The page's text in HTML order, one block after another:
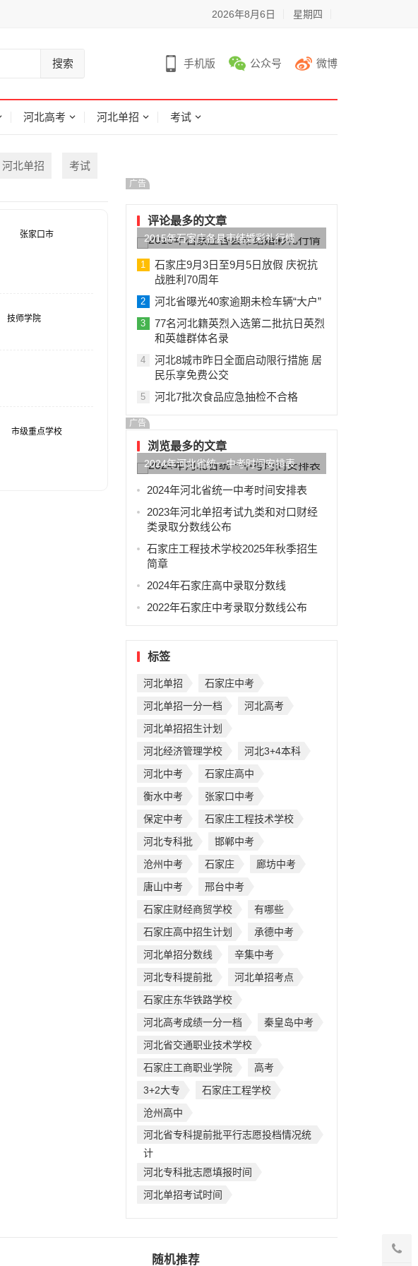
2026年8月6日 星期四
搜索 手机版 公众号 微博
河北高考 河北单招 考试
河北单招 考试
张家口市
技师学院
市级重点学校
广告
评论最多的文章
2015年石家庄各县市结婚彩礼行情
1
石家庄9月3日至9月5日放假 庆祝抗
战胜利70周年
2 河北省曝光40家逾期未检车辆“大户”
3
77名河北籍英烈入选第二批抗日英烈
和英雄群体名录
4
河北8城市昨日全面启动限行措施 居
民乐享免费公交
5 河北7批次食品应急抽检不合格
广告
浏览最多的文章
2024年河北省统一中考时间安排表
2024年河北省统一中考时间安排表
2023年河北单招考试九类和对口财经
类录取分数线公布
石家庄工程技术学校2025年秋季招生
简章
2024年石家庄高中录取分数线
2022年石家庄中考录取分数线公布
标签
河北单招
石家庄中考
河北单招一分一档
河北高考
河北单招招生计划
河北经济管理学校
河北3+4本科
河北中考
石家庄高中
衡水中考
张家口中考
保定中考
石家庄工程技术学校
河北专科批
邯郸中考
沧州中考
石家庄
廊坊中考
唐山中考
邢台中考
石家庄财经商贸学校
有哪些
石家庄高中招生计划
承德中考
河北单招分数线
辛集中考
河北专科提前批
河北单招考点
石家庄东华铁路学校
河北高考成绩一分一档
秦皇岛中考
河北省交通职业技术学校
石家庄工商职业学院
高考
3+2大专
石家庄工程学校
沧州高中
河北省专科提前批平行志愿投档情况统
计
河北专科批志愿填报时间
河北单招考试时间
随机推荐